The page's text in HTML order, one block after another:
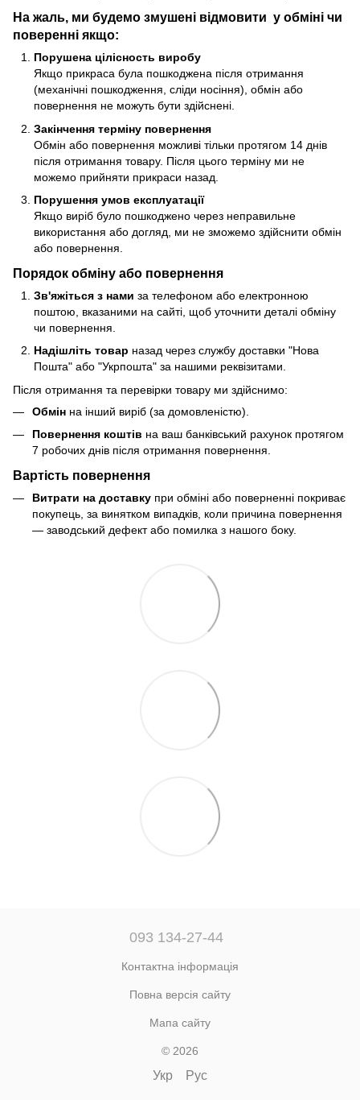
На жаль, ми будемо змушені відмовити у обміні чи
поверенні якщо:
Порушена цілісность виробу
Якщо прикраса була пошкоджена після отримання
(механічні пошкодження, сліди носіння), обмін або
повернення не можуть бути здійснені.
Закінчення терміну повернення
Обмін або повернення можливі тільки протягом 14 днів
після отримання товару. Після цього терміну ми не
можемо прийняти прикраси назад.
Порушення умов експлуатації
Якщо виріб було пошкоджено через неправильне
використання або догляд, ми не зможемо здійснити обмін
або повернення.
Порядок обміну або повернення
Зв'яжіться з нами за телефоном або електронною
поштою, вказаними на сайті, щоб уточнити деталі обміну
чи повернення.
Надішліть товар назад через службу доставки "Нова
Пошта" або "Укрпошта" за нашими реквізитами.
Після отримання та перевірки товару ми здійснимо:
Обмін на інший виріб (за домовленістю).
Повернення коштів на ваш банківський рахунок протягом
7 робочих днів після отримання повернення.
Вартість повернення
Витрати на доставку при обміні або поверненні покриває
покупець, за винятком випадків, коли причина повернення
— заводський дефект або помилка з нашого боку.
093 134-27-44
Контактна інформація
Повна версія сайту
Мапа сайту
© 2026
Укр Рус